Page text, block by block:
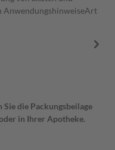
AnwendungshinweiseArt
die Packungsbeilage
in Ihrer Apotheke.